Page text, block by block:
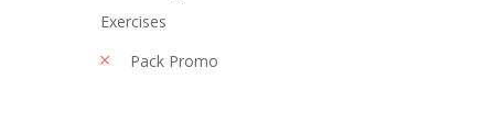
Exercises
Pack Promo